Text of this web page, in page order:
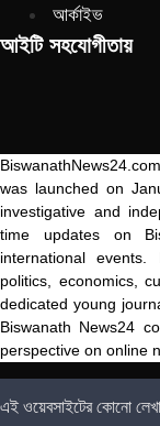
আর্কাইভ
আইটি সহযোগীতায়
was launched on
investigative and
time updates on
international
politics, economics,
dedicated young
Biswanath News24
perspective on online
এই ওয়েবসাইটের কোনো